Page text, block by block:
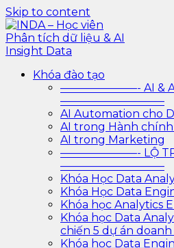
Skip to content
INDA – Học viên Phân tích dữ
INDA – Học viện Đào tạo
sâu cho ngành ngân hàng –
và doanh nghiệp với các
lộ trình với AI
Khóa đào tạo
———————- AI &
—————————–
AI Automation cho
AI trong Hành chính
AI trong Marketing
———————- LỘ
—————————–
Khóa Học Data
Khóa Học Data
Khóa học Analytics
Khóa học Data
chiến 5 dự án
Khóa học Data